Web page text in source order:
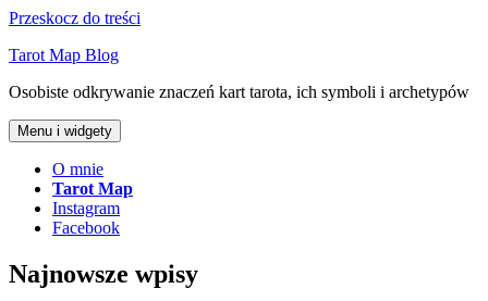
Przeskocz do treści
Tarot Map Blog
Osobiste odkrywanie znaczeń kart tarota, ich symboli i archetypów
Menu i widgety
O mnie
Tarot Map
Instagram
Facebook
Najnowsze wpisy